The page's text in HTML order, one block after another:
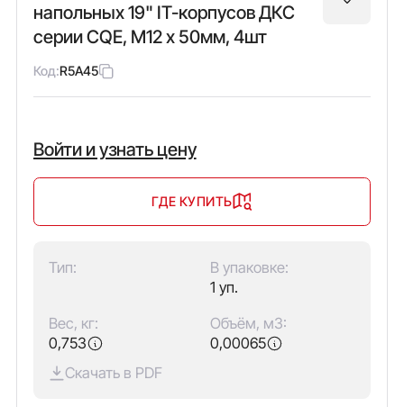
напольных 19" IT-корпусов ДКС
серии CQE, М12 x 50мм, 4шт
Код:R5A45
Войти и узнать цену
ГДЕ КУПИТЬ
Тип:
В упаковке:
1 уп.
Вес, кг:
0,753
Объём, м3:
0,00065
Скачать в PDF